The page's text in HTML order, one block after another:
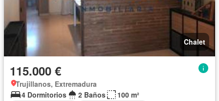
Chalet
115.000 €
Trujillanos, Extremadura
4 Dormitorios
2 Baños
100 m²